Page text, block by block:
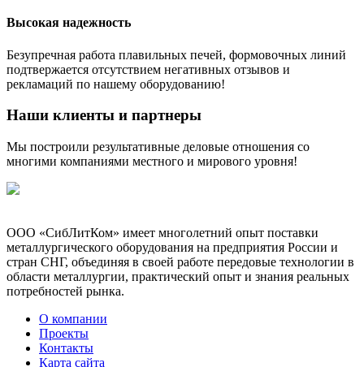
Высокая надежность
Безупречная работа плавильных печей, формовочных линий
подтвержается отсутствием негативных отзывов и
рекламаций по нашему оборудованию!
Наши клиенты и партнеры
Мы построили результативные деловые отношения со
многими компаниями местного и мирового уровня!
ООО «СибЛитКом» имеет многолетний опыт поставки
металлургического оборудования на предприятия России и
стран СНГ, объединяя в своей работе передовые технологии в
области металлургии, практический опыт и знания реальных
потребностей рынка.
О компании
Проекты
Контакты
Карта сайта